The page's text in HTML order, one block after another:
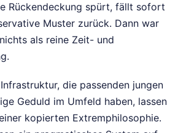
Rückendeckung spürt, fällt sofort
Muster zurück. Dann war
als reine Zeit- und
die passenden jungen
Geduld im Umfeld haben, lassen
kopierten Extremphilosophie.